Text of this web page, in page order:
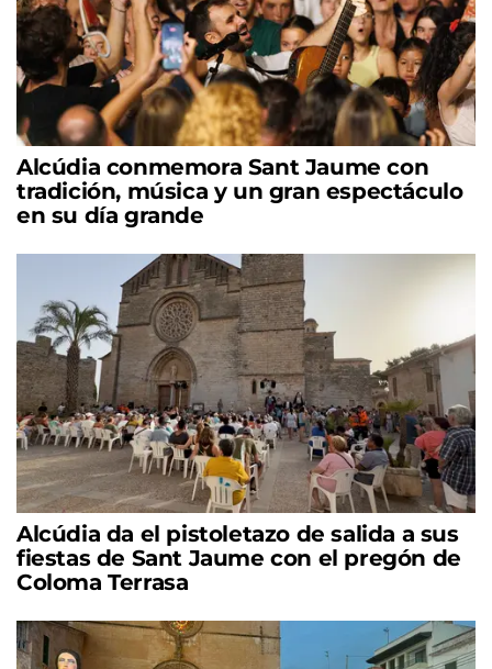
Alcúdia conmemora Sant Jaume con
tradición, música y un gran espectáculo
en su día grande
Alcúdia da el pistoletazo de salida a sus
fiestas de Sant Jaume con el pregón de
Coloma Terrasa